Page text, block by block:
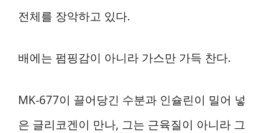
전체를 장악하고 있다.
배에는 펌핑감이 아니라 가스만 가득 찬다.
MK-677이 끌어당긴 수분과 인슐린이 밀어 넣
은 글리코겐이 만나, 그는 근육질이 아니라 그